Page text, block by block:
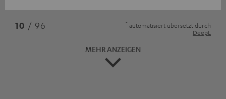
10 / 96 * automatisiert übersetzt durch
DeepL
MEHR ANZEIGEN